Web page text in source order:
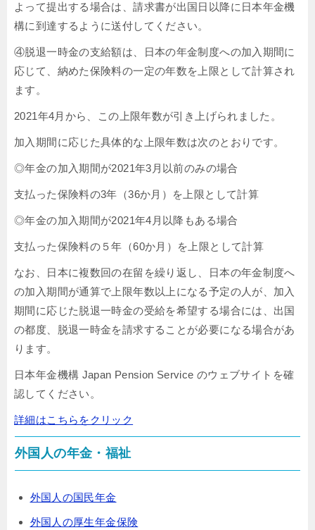
よって提出する場合は、請求書が出国日以降に日本年金機
構に到達するように送付してください。
④脱退一時金の支給額は、日本の年金制度への加入期間に
応じて、納めた保険料の一定の年数を上限として計算され
ます。
2021年4月から、この上限年数が引き上げられました。
加入期間に応じた具体的な上限年数は次のとおりです。
◎年金の加入期間が2021年3月以前のみの場合
支払った保険料の3年（36か月）を上限として計算
◎年金の加入期間が2021年4月以降もある場合
支払った保険料の５年（60か月）を上限として計算
なお、日本に複数回の在留を繰り返し、日本の年金制度へ
の加入期間が通算で上限年数以上になる予定の人が、加入
期間に応じた脱退一時金の受給を希望する場合には、出国
の都度、脱退一時金を請求することが必要になる場合があ
ります。
日本年金機構 Japan Pension Service のウェブサイトを確
認してください。
詳細はこちらをクリック
外国人の年金・福祉
外国人の国民年金
外国人の厚生年金保険